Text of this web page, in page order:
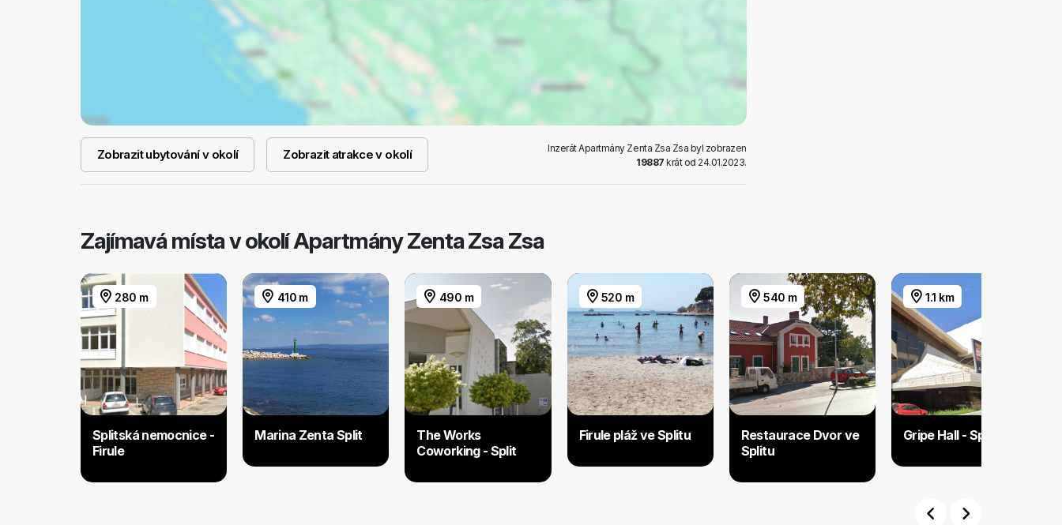
Zobrazit ubytování v okolí Zobrazit atrakce v okolí
Inzerát Apartmány Zenta Zsa Zsa byl zobrazen
19887 krát od 24.01.2023.
Zajímavá místa v okolí Apartmány Zenta Zsa Zsa
280 m
Splitská nemocnice -
Firule
410 m
Marina Zenta Split
490 m
The Works
Coworking - Split
520 m
Firule pláž ve Splitu
540 m
Restaurace Dvor ve
Splitu
1.1 km
Gripe Hall - Split